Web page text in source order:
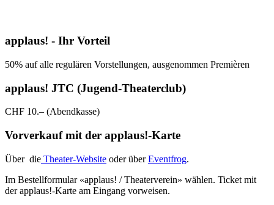
applaus! - Ihr Vorteil
50% auf alle regulären Vorstellungen, ausgenommen Premièren
applaus! JTC (Jugend-Theaterclub)
CHF 10.– (Abendkasse)
Vorverkauf mit der applaus!-Karte
Über die Theater-Website oder überEventfrog.
Im Bestellformular «applaus! / Theaterverein» wählen. Ticket mit
der applaus!-Karte am Eingang vorweisen.